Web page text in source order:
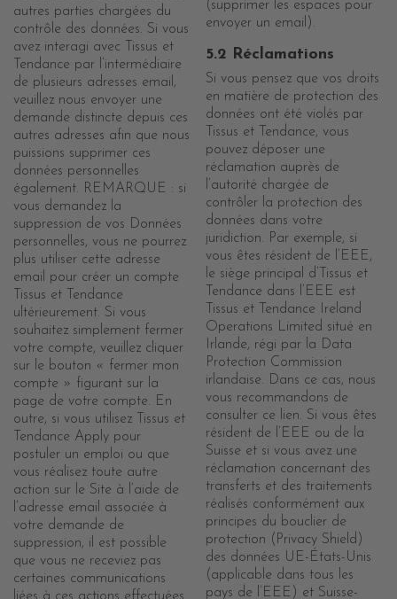
autres parties chargées du
contrôle des données. Si vous
avez interagi avec Tissus et
Tendance par l’intermédiaire
de plusieurs adresses email,
veuillez nous envoyer une
demande distincte depuis ces
autres adresses afin que nous
puissions supprimer ces
données personnelles
également. REMARQUE : si
vous demandez la
suppression de vos Données
personnelles, vous ne pourrez
plus utiliser cette adresse
email pour créer un compte
Tissus et Tendance
ultérieurement. Si vous
souhaitez simplement fermer
votre compte, veuillez cliquer
sur le bouton « fermer mon
compte » figurant sur la
page de votre compte. En
outre, si vous utilisez Tissus et
Tendance Apply pour
postuler un emploi ou que
vous réalisez toute autre
action sur le Site à l’aide de
l’adresse email associée à
votre demande de
suppression, il est possible
que vous ne receviez pas
certaines communications
(supprimer les espaces pour
envoyer un email).
5.2 Réclamations
Si vous pensez que vos droits
en matière de protection des
données ont été violés par
Tissus et Tendance, vous
pouvez déposer une
réclamation auprès de
l’autorité chargée de
contrôler la protection des
données dans votre
juridiction. Par exemple, si
vous êtes résident de l’EEE,
le siège principal d’Tissus et
Tendance dans l’EEE est
Tissus et Tendance Ireland
Operations Limited situé en
Irlande, régi par la Data
Protection Commission
irlandaise. Dans ce cas, nous
vous recommandons de
consulter ce lien. Si vous êtes
résident de l’EEE ou de la
Suisse et si vous avez une
réclamation concernant des
transferts et des traitements
réalisés conformément aux
principes du bouclier de
protection (Privacy Shield)
des données UE-États-Unis
(applicable dans tous les
pays de l’EEE) et Suisse-